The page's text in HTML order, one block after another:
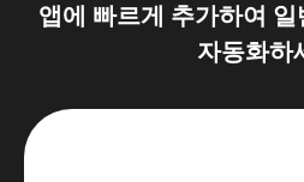
앱에 빠르게 추가하여
자동화하